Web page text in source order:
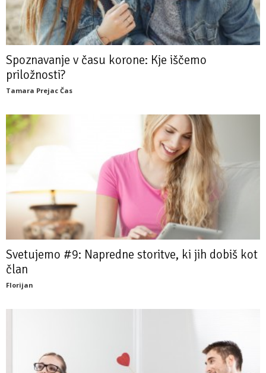
Spoznavanje v času korone: Kje iščemo
priložnosti?
Tamara Prejac Čas
Svetujemo #9: Napredne storitve, ki jih dobiš kot
član
Florijan